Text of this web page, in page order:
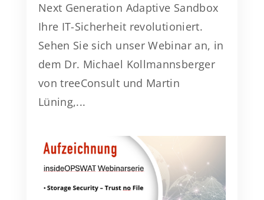
Next Generation Adaptive Sandbox
Ihre IT-Sicherheit revolutioniert.
Sehen Sie sich unser Webinar an, in
dem Dr. Michael Kollmannsberger
von treeConsult und Martin
Lüning,...